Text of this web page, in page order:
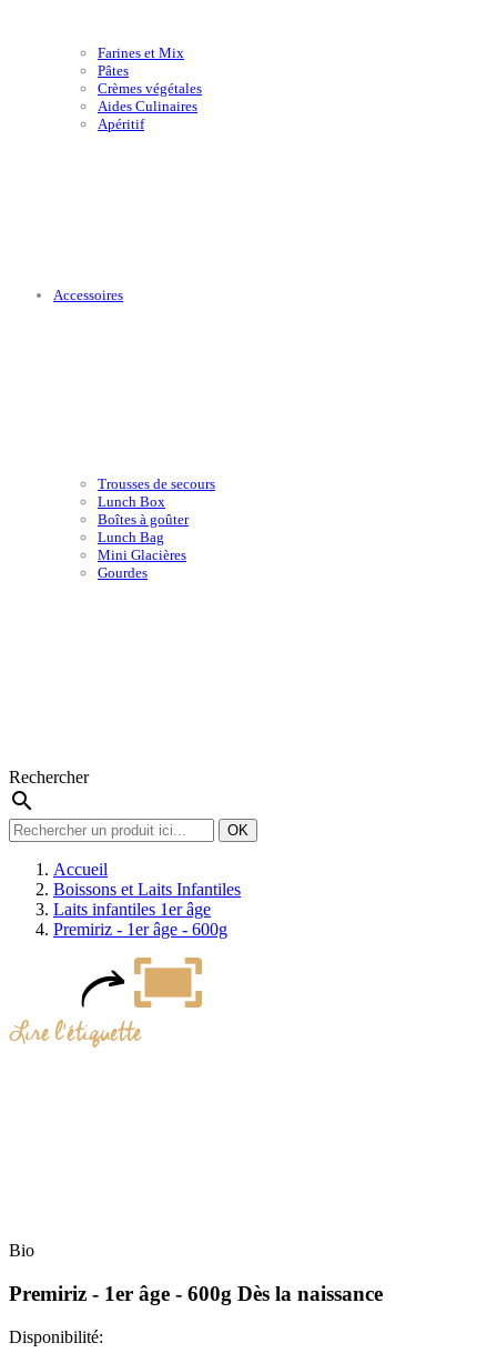
Farines et Mix
Pâtes
Crèmes végétales
Aides Culinaires
Apéritif
Accessoires
Trousses de secours
Lunch Box
Boîtes à goûter
Lunch Bag
Mini Glacières
Gourdes
Rechercher
search
OK
Accueil
Boissons et Laits Infantiles
Laits infantiles 1er âge
Premiriz - 1er âge - 600g
Bio
Premiriz - 1er âge - 600g Dès la naissance
Disponibilité: